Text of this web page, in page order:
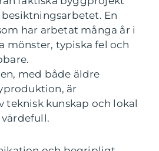
En
har arbetat många år i
mönster, typiska fel och
med både äldre
är
teknisk kunskap och lokal